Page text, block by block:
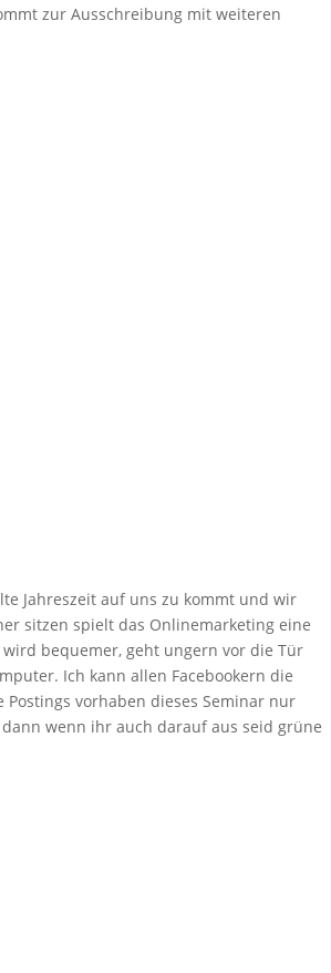
zur Ausschreibung mit weiteren
Jahreszeit auf uns zu kommt und wir
sitzen spielt das Onlinemarketing eine
bequemer, geht ungern vor die Tür
Ich kann allen Facebookern die
Postings vorhaben dieses Seminar nur
wenn ihr auch darauf aus seid grüne